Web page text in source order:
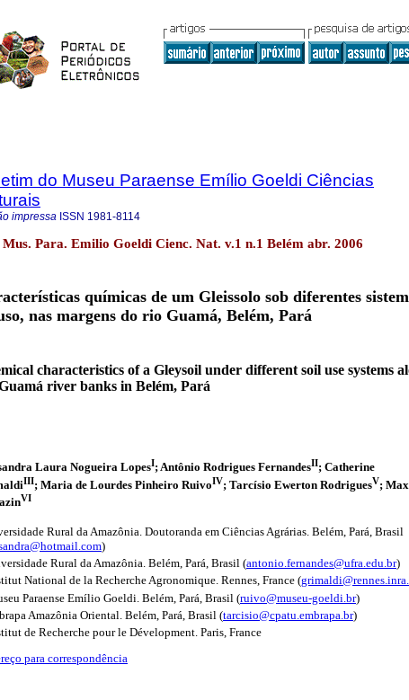
do Museu Paraense Emílio Goeldi Ciências
impressa ISSN 1981-8114
Para. Emilio Goeldi Cienc. Nat. v.1 n.1 Belém abr. 2006
químicas de um Gleissolo sob diferentes
nas margens do rio Guamá, Belém, Pará
characteristics of a Gleysoil under different soil use systems
river banks in Belém, Pará
Laura Nogueira LopesI; Antônio Rodrigues FernandesII; Catherine
III; Maria de Lourdes Pinheiro RuivoIV; Tarcísio Ewerton RodriguesV; Max
VI
Rural da Amazônia. Doutoranda em Ciências Agrárias. Belém, Pará, Brasil
)
Rural da Amazônia. Belém, Pará, Brasil (antonio.fernandes@ufra.edu.br)
National de la Recherche Agronomique. Rennes, France (
Paraense Emílio Goeldi. Belém, Pará, Brasil (ruivo@museu-goeldi.br)
Amazônia Oriental. Belém, Pará, Brasil (tarcisio@cpatu.embrapa.br)
de Recherche pour le Dévelopment. Paris, France
para correspondência